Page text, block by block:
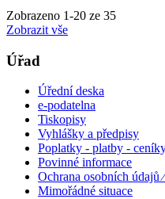
Zobrazeno 1-20 ze 35
Zobrazit vše
Úřad
Úřední deska
e-podatelna
Tiskopisy
Vyhlášky a předpisy
Poplatky - platby -
Povinné informace
Ochrana osobních údajů
Mimořádné situace